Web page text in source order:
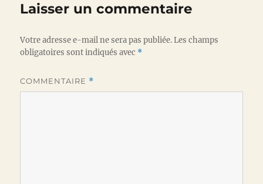
Laisser un commentaire
Votre adresse e-mail ne sera pas publiée. Les champs
obligatoires sont indiqués avec *
COMMENTAIRE *